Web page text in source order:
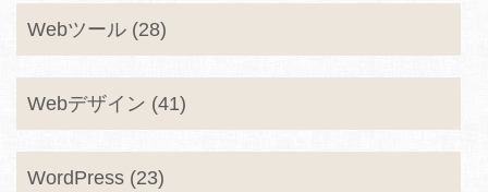
Webツール (28)
Webデザイン (41)
WordPress (23)